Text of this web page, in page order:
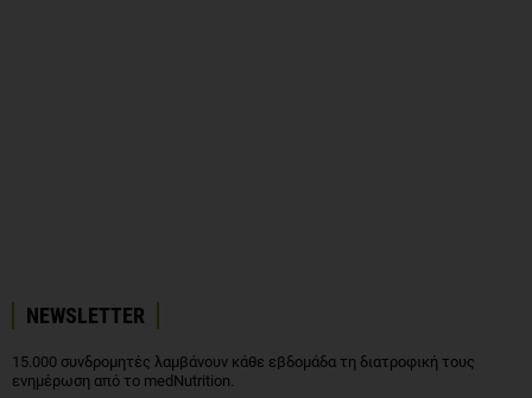
NEWSLETTER
15.000 συνδρομητές λαμβάνουν κάθε εβδομάδα τη διατροφική τους
ενημέρωση από το medNutrition.